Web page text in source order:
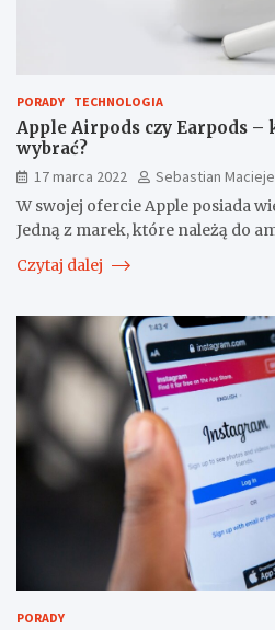
PORADY TECHNOLOGIA
Apple Airpods czy Earpods –
wybrać?
17 marca 2022
Sebastian
W swojej ofercie Apple posiada
Jedną z marek, które należą do
Czytaj dalej
PORADY